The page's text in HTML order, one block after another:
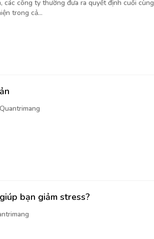
các công ty thường đưa ra quyết định cuối cùng
trong cả...
bạn giảm stress?